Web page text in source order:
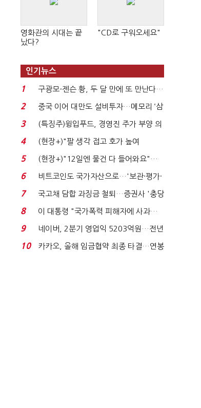
영화관의 시대는 끝
났다?
"CD로 구워오세요"
인기뉴스
1
구광모-젠슨 황, 두 달 만에 또 만난다…
로봇·AI 등 논...
2
중국 이어 대만도 설비투자…메모리 ‘삼
국전쟁’
3
(특징주)윙입푸드, 경영진 주가 부양 의
지에 상한가...
4
(현장+)"팔 생각 접고 호가 높여
요"…'덜 똘똘한 한 채' 20...
5
(현장+)"12일엔 물건 다 들어와요"…
빈 매대 채우며 문 연 ...
6
비트코인도 국가자산으로…'보관·평가·
처분' 기준은 ...
7
국고채 담합 과징금 철퇴…증권사 '충당
금 폭탄' 우려...
8
이 대통령 "국가폭력 피해자에 사과…
적극적 조사로 진...
9
네이버, 2분기 영업익 5203억원…전년
비 0.2% 감소...
10
카카오, 올해 임금협약 최종 타결…연봉